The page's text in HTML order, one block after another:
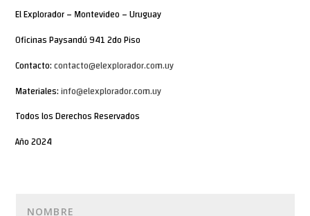
El Explorador – Montevideo – Uruguay
Oficinas Paysandú 941 2do Piso
Contacto:contacto@elexplorador.com.uy
Materiales:info@elexplorador.com.uy
Todos los Derechos Reservados
Año 2024